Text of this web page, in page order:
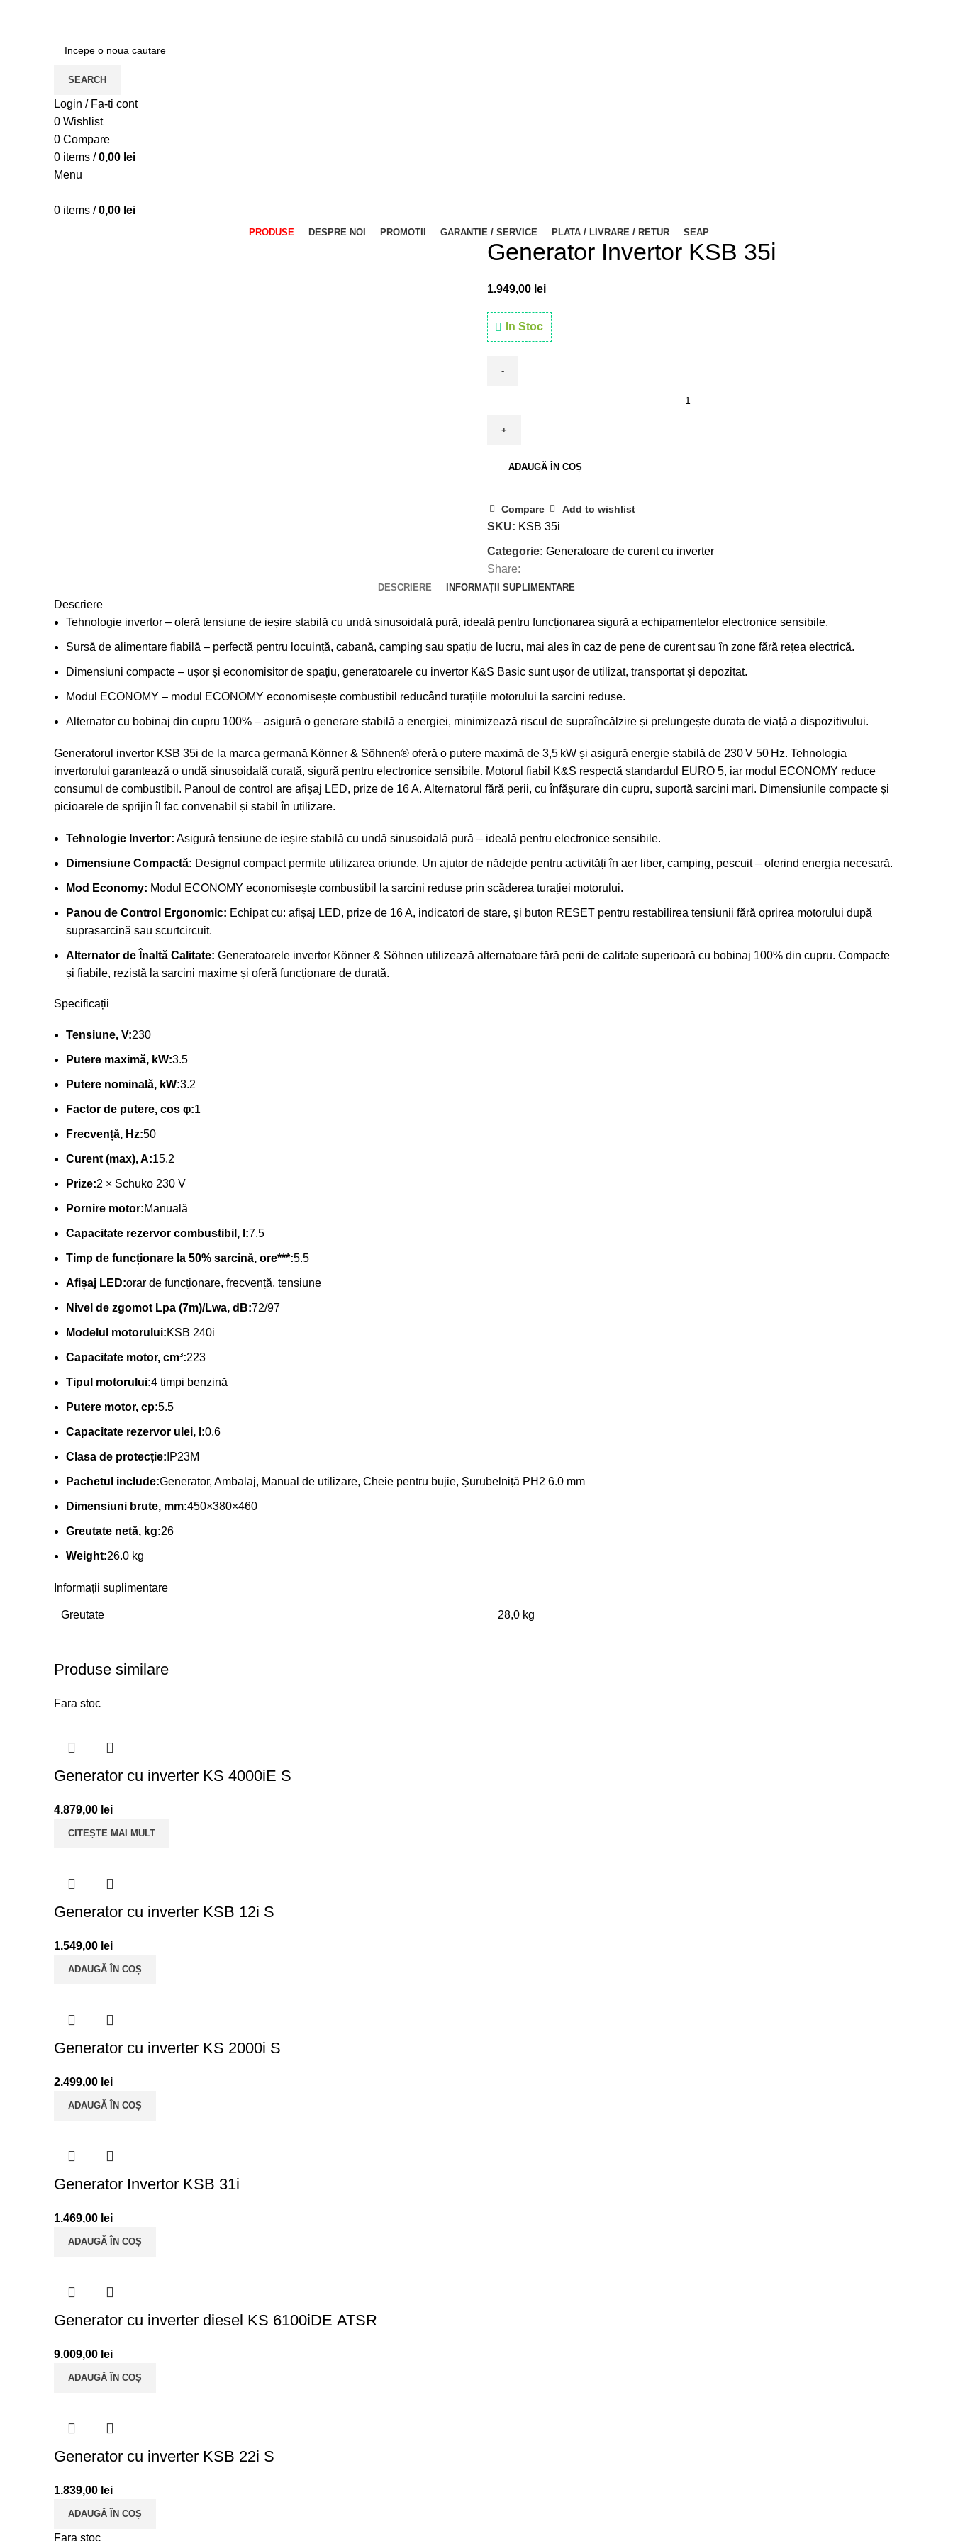
SEARCH
Login / Fa-ti cont
0 Wishlist
0 Compare
0 items / 0,00 lei
Menu
0 items / 0,00 lei
PRODUSE DESPRE NOI PROMOTII GARANTIE / SERVICE PLATA / LIVRARE / RETUR SEAP
Generator Invertor KSB 35i
1.949,00 lei
In Stoc
ADAUGĂ ÎN COȘ
Compare Add to wishlist
SKU: KSB 35i
Categorie: Generatoare de curent cu inverter
Share:
DESCRIERE INFORMAȚII SUPLIMENTARE
Descriere
Tehnologie invertor – oferă tensiune de ieșire stabilă cu undă sinusoidală pură, ideală pentru funcționarea sigură a echipamentelor electronice sensibile.
Sursă de alimentare fiabilă – perfectă pentru locuință, cabană, camping sau spațiu de lucru, mai ales în caz de pene de curent sau în zone fără rețea electrică.
Dimensiuni compacte – ușor și economisitor de spațiu, generatoarele cu invertor K&S Basic sunt ușor de utilizat, transportat și depozitat.
Modul ECONOMY – modul ECONOMY economisește combustibil reducând turațiile motorului la sarcini reduse.
Alternator cu bobinaj din cupru 100% – asigură o generare stabilă a energiei, minimizează riscul de supraîncălzire și prelungește durata de viață a dispozitivului.
Generatorul invertor KSB 35i de la marca germană Könner & Söhnen® oferă o putere maximă de 3,5 kW și asigură energie stabilă de 230 V 50 Hz. Tehnologia
invertorului garantează o undă sinusoidală curată, sigură pentru electronice sensibile. Motorul fiabil K&S respectă standardul EURO 5, iar modul ECONOMY reduce
consumul de combustibil. Panoul de control are afișaj LED, prize de 16 A. Alternatorul fără perii, cu înfășurare din cupru, suportă sarcini mari. Dimensiunile compacte și
picioarele de sprijin îl fac convenabil și stabil în utilizare.
Tehnologie Invertor: Asigură tensiune de ieșire stabilă cu undă sinusoidală pură – ideală pentru electronice sensibile.
Dimensiune Compactă: Designul compact permite utilizarea oriunde. Un ajutor de nădejde pentru activități în aer liber, camping, pescuit – oferind energia necesară.
Mod Economy: Modul ECONOMY economisește combustibil la sarcini reduse prin scăderea turației motorului.
Panou de Control Ergonomic: Echipat cu: afișaj LED, prize de 16 A, indicatori de stare, și buton RESET pentru restabilirea tensiunii fără oprirea motorului după
suprasarcină sau scurtcircuit.
Alternator de Înaltă Calitate: Generatoarele invertor Könner & Söhnen utilizează alternatoare fără perii de calitate superioară cu bobinaj 100% din cupru. Compacte
și fiabile, rezistă la sarcini maxime și oferă funcționare de durată.
Specificații
Tensiune, V:230
Putere maximă, kW:3.5
Putere nominală, kW:3.2
Factor de putere, cos φ:1
Frecvență, Hz:50
Curent (max), A:15.2
Prize:2 × Schuko 230 V
Pornire motor:Manuală
Capacitate rezervor combustibil, l:7.5
Timp de funcționare la 50% sarcină, ore***:5.5
Afișaj LED:orar de funcționare, frecvență, tensiune
Nivel de zgomot Lpa (7m)/Lwa, dB:72/97
Modelul motorului:KSB 240i
Capacitate motor, cm³:223
Tipul motorului:4 timpi benzină
Putere motor, cp:5.5
Capacitate rezervor ulei, l:0.6
Clasa de protecție: IP23M
Pachetul include:Generator, Ambalaj, Manual de utilizare, Cheie pentru bujie, Șurubelniță PH2 6.0 mm
Dimensiuni brute, mm:450×380×460
Greutate netă, kg:26
Weight:26.0 kg
Informații suplimentare
Greutate 28,0 kg
Produse similare
Fara stoc
Generator cu inverter KS 4000iE S
4.879,00 lei
CITEȘTE MAI MULT
Generator cu inverter KSB 12i S
1.549,00 lei
ADAUGĂ ÎN COȘ
Generator cu inverter KS 2000i S
2.499,00 lei
ADAUGĂ ÎN COȘ
Generator Invertor KSB 31i
1.469,00 lei
ADAUGĂ ÎN COȘ
Generator cu inverter diesel KS 6100iDЕ ATSR
9.009,00 lei
ADAUGĂ ÎN COȘ
Generator cu inverter KSB 22i S
1.839,00 lei
ADAUGĂ ÎN COȘ
Fara stoc